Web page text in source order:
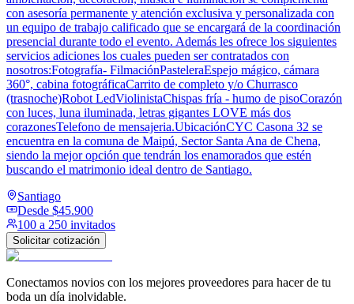
con asesoría permanente y atención exclusiva y personalizada con
un equipo de trabajo calificado que se encargará de la coordinación
presencial durante todo el evento. Además les ofrece los siguientes
servicios adiciones los cuales pueden ser contratados con
nosotros:Fotografía- FilmaciónPasteleraEspejo mágico, cámara
360°, cabina fotográficaCarrito de completo y/o Churrasco
(trasnoche)Robot LedViolinistaChispas fría - humo de pisoCorazón
con luces, luna iluminada, letras gigantes LOVE más dos
corazonesTelefono de mensajeria.UbicaciónCYC Casona 32 se
encuentra en la comuna de Maipú, Sector Santa Ana de Chena,
siendo la mejor opción que tendrán los enamorados que estén
buscando el matrimonio ideal dentro de Santiago.
Santiago
Desde $45.900
100 a 250 invitados
Solicitar cotización
Conectamos novios con los mejores proveedores para hacer de tu
boda un día inolvidable.